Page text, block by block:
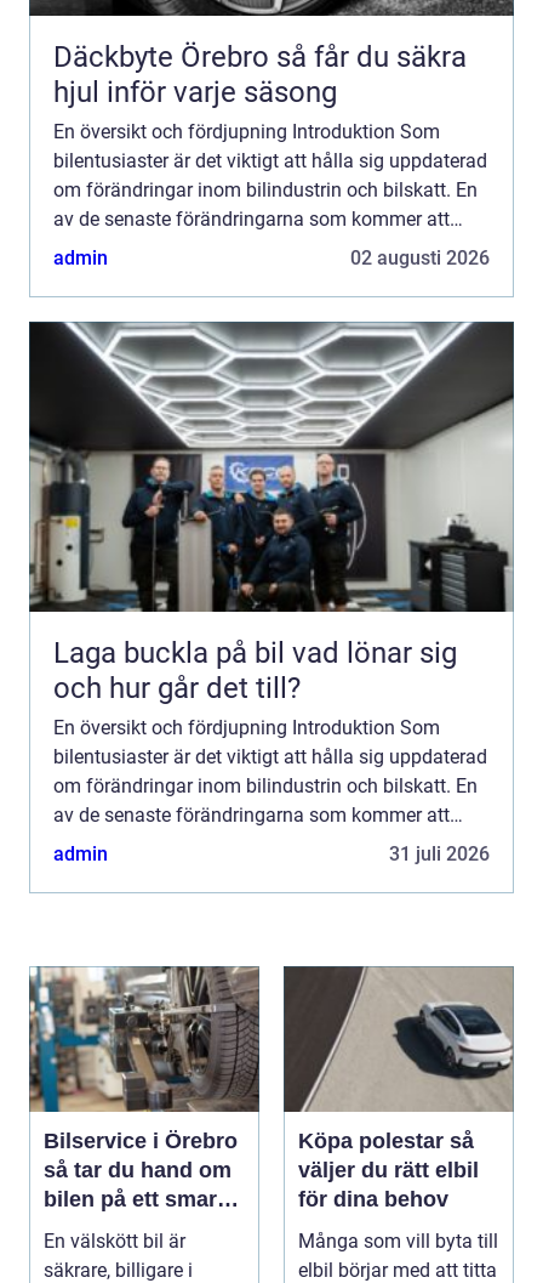
Däckbyte Örebro så får du säkra
hjul inför varje säsong
En översikt och fördjupning Introduktion Som
bilentusiaster är det viktigt att hålla sig uppdaterad
om förändringar inom bilindustrin och bilskatt. En
av de senaste förändringarna som kommer att
påverka ägare av äldre bilar är den planerade
admin 02 augusti 2026
Laga buckla på bil vad lönar sig
och hur går det till?
En översikt och fördjupning Introduktion Som
bilentusiaster är det viktigt att hålla sig uppdaterad
om förändringar inom bilindustrin och bilskatt. En
av de senaste förändringarna som kommer att
påverka ägare av äldre bilar är den planerade
admin 31 juli 2026
Bilservice i Örebro
så tar du hand om
bilen på ett smart
sätt
En välskött bil är
säkrare, billigare i
Köpa polestar så
väljer du rätt elbil
för dina behov
Många som vill byta till
elbil börjar med att titta